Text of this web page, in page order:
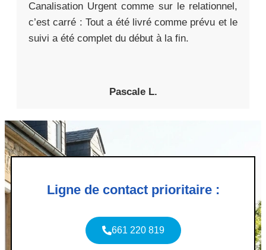
Canalisation Urgent comme sur le relationnel,
c’est carré : Tout a été livré comme prévu et le
suivi a été complet du début à la fin.
Pascale L.
Ligne de contact prioritaire :
661 220 819